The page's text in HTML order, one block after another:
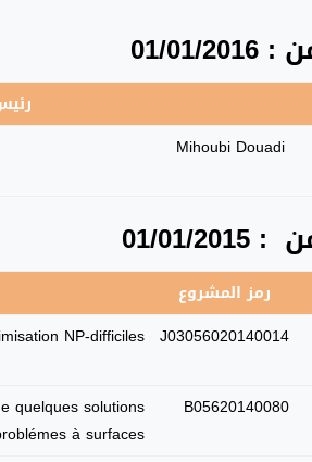
Mihoubi Douadi
2015
رمز المشروع
J03056020140014
NP-difficiles .
B05620140080
quelques solutions
à surfaces .